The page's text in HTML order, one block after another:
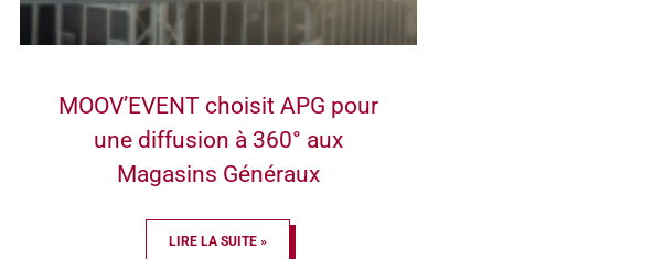
MOOV’EVENT choisit APG pour
une diffusion à 360° aux
Magasins Généraux
LIRE LA SUITE »